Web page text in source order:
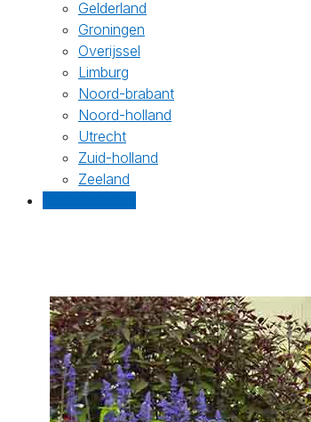
Gelderland
Groningen
Overijssel
Limburg
Noord-brabant
Noord-holland
Utrecht
Zuid-holland
Zeeland